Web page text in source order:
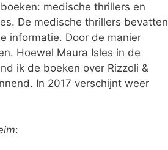
medische thrillers en
De medische thrillers bevatten
informatie. Door de manier
Hoewel Maura Isles in de
ik de boeken over Rizzoli &
In 2017 verschijnt weer
: